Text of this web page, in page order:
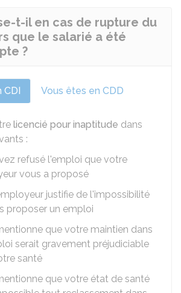
t-il en cas de rupture du
que le salarié a été
?
CDI Vous êtes en CDD
licencié pour inaptitude dans
:
refusé l'emploi que votre
vous a proposé
justifie de l'impossibilité
proposer un emploi
que votre maintien dans
serait gravement préjudiciable
santé
que votre état de santé